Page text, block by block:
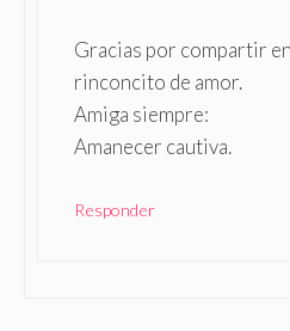
Gracias por compartir
rinconcito de amor.
Amiga siempre:
Amanecer cautiva.
Responder